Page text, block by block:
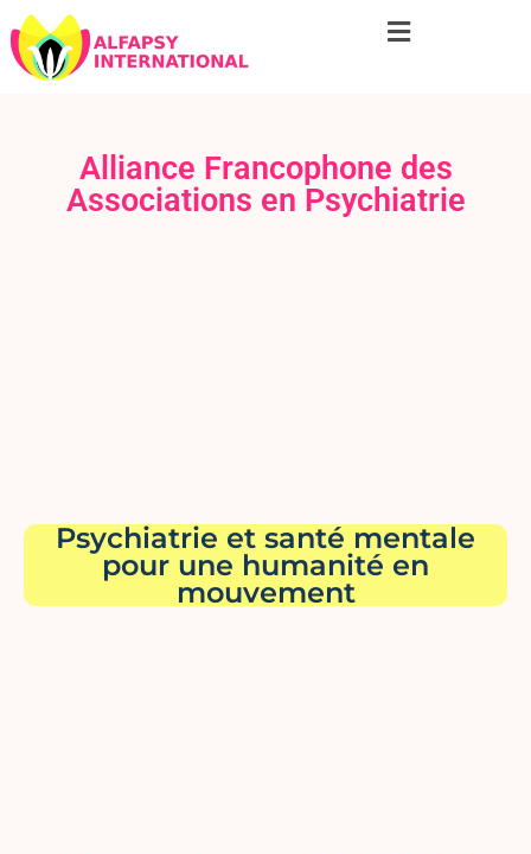
Alliance Francophone des
Associations en Psychiatrie
Psychiatrie et santé mentale
pour une humanité en
mouvement